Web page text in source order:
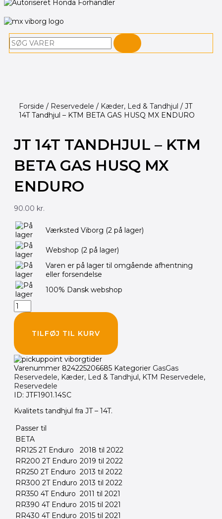
Søg
Forside / Reservedele / Kæder, Led & Tandhjul / JT
14T Tandhjul – KTM BETA GAS HUSQ MX ENDURO
JT 14T TANDHJUL – KTM
BETA GAS HUSQ MX
ENDURO
90.00 kr.
Værksted Viborg (2 på lager)
Webshop (2 på lager)
Varen er på lager til omgående afhentning
eller forsendelse
100% Dansk webshop
JT
14T
Tandhjul
-
KTM
BETA
GAS
HUSQ
MX
ENDURO
antal
TILFØJ TIL KURV
Varenummer 824225206685 Kategorier GasGas
Reservedele, Kæder, Led & Tandhjul, KTM Reservedele,
Reservedele
ID: JTF1901.14SC
Kvalitets tandhjul fra JT – 14T.
Passer til
BETA
RR125 2T Enduro
2018 til 2022
RR200 2T Enduro 2019 til 2022
RR250 2T Enduro 2013 til 2022
RR300 2T Enduro 2013 til 2022
RR350 4T Enduro 2011 til 2021
RR390 4T Enduro 2015 til 2021
RR430 4T Enduro 2015 til 2021